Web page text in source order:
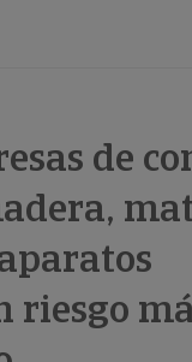
de
riesgo